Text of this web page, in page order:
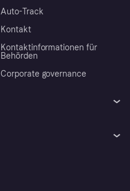
Auto-Track
Kontakt
Kontaktinformationen für
Behörden
Corporate governance